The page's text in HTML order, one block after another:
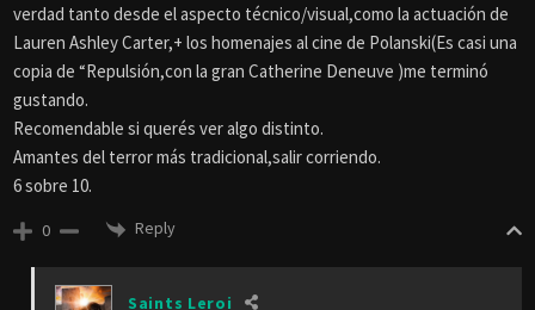
verdad tanto desde el aspecto técnico/visual,como la actuación de
Lauren Ashley Carter,+ los homenajes al cine de Polanski(Es casi una
copia de “Repulsión,con la gran Catherine Deneuve )me terminó
gustando.
Recomendable si querés ver algo distinto.
Amantes del terror más tradicional,salir corriendo.
6 sobre 10.
0 Reply
Saints Leroi